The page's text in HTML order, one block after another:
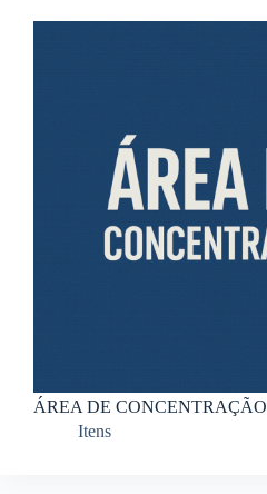
ÁREA DE CONCENTRAÇÃO
Itens